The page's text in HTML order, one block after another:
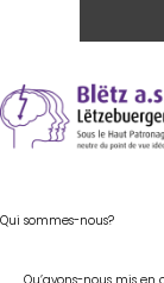
Qui sommes-nous?